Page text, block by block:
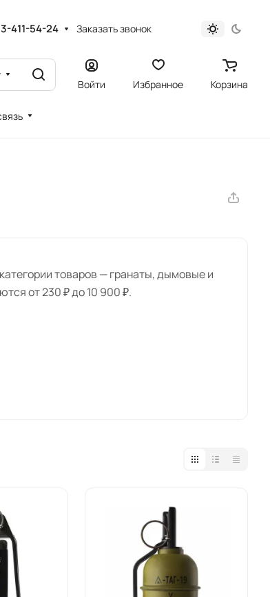
411-54-24 Заказать звонок
Войти Избранное Корзина
товаров — гранаты, дымовые и
от 230 ₽ до 10 900 ₽.
время работы и